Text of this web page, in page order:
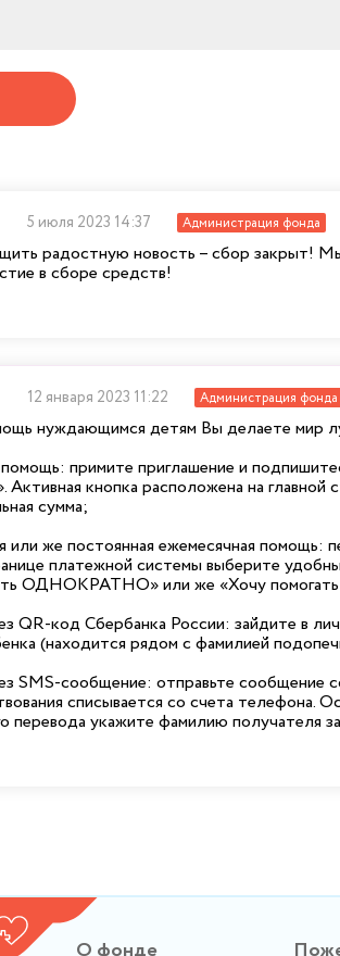
5 июля 2023 14:37 Администрация фонда
радостную новость – сбор закрыт!
в сборе средств!
12 января 2023 11:22 Администрация фонда
нуждающимся детям Вы делаете мир
примите приглашение и
Активная кнопка расположена на
сумма;
или же постоянная ежемесячная
платежной системы выберите
ОДНОКРАТНО» или же «Хочу
QR-код Сбербанка России: зайдите в
(находится рядом с фамилией
SMS-сообщение: отправьте
списывается со счета телефона.
перевода укажите фамилию получателя